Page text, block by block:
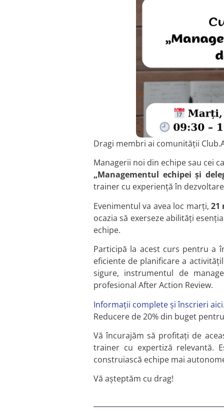
Dragi membri ai comunității
Managerii noi din echipe sau cei
„Managementul echipei și
trainer cu experiență în
Evenimentul va avea loc marți, 21
ocazia să exerseze abilități
echipe.
Participă la acest curs pentru a
eficiente de planificare a
sigure, instrumentul de
profesional After Action Review.
Informații complete și înscrieri aici.
Reducere de 20% din buget
Vă încurajăm să profitați de
trainer cu expertiză relevantă.
construiască echipe mai
Vă așteptăm cu drag!